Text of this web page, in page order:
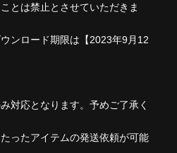
とは禁止とさせていただきま
ンロード期限は【2023年9月12
対応となります。予めご了承く
ったアイテムの発送依頼が可能